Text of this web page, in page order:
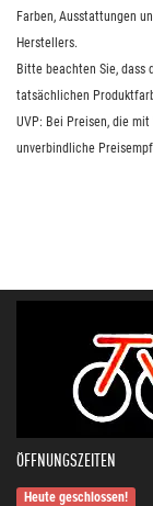
Farben, Ausstattungen
Herstellers.
Bitte beachten Sie, dass
tatsächlichen
UVP: Bei Preisen, die
unverbindliche
ÖFFNUNGSZEITEN
Heute geschlossen!